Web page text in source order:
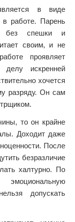
в виде
в работе. Парень
без спешки и
своим, и не
проявляет
делу искренней
хочется
разряду. Он сам
то он крайне
Доходит даже
После
безразличие
халтурно. По
допускать